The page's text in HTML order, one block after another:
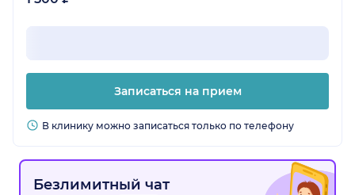
Записаться на прием
В клинику можно записаться только по телефону
Безлимитный чат